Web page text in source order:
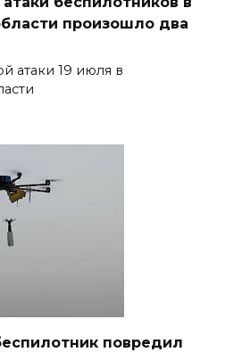
произошло два
атаки 19 июля в
повредил